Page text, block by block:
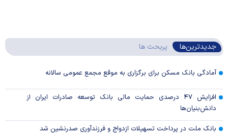
جدیدترین‌ها پربحث ها
آمادگی بانک مسکن برای برگزاری به موقع مجمع عمومی سالانه
افزایش ۴۷ درصدی حمایت مالی بانک توسعه صادرات ایران از
دانش‌بنیان‌ها
بانک ملت در پرداخت تسهیلات ازدواج و فرزندآوری صدرنشین شد